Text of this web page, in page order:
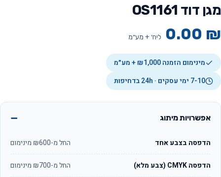
מגן דוד OS1161
0.00 ₪ ליח׳ + מע״מ
מינימום הזמנה ₪1,000 + מע״מ
7-10 ימי עסקים · 24h בדחיפות
אפשרויות מיתוג
הדפסה בצבע אחד החל מ-₪600 מינימום
הדפסה CMYK (צבע מלא) החל מ-₪700 מינימום